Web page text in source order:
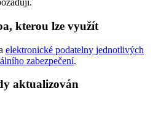
kterou lze využít
elektronické podatelny jednotlivých
zabezpečení.
aktualizován